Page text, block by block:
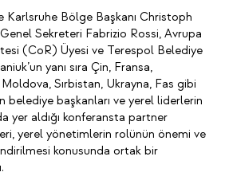
Karlsruhe Bölge Başkanı Christoph
Sekreteri Fabrizio Rossi, Avrupa
(CoR) Üyesi ve Terespol Belediye
yanı sıra Çin, Fransa,
Sırbistan, Ukrayna, Fas gibi
belediye başkanları ve yerel liderlerin
yer aldığı konferansta partner
yerel yönetimlerin rolünün önemi ve
konusunda ortak bir